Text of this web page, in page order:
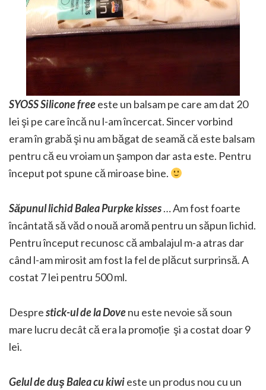
SYOSS Silicone freeeste un balsam pe care am dat 20
lei şi pe care încă nu l-am încercat. Sincer vorbind
eram în grabă şi nu am băgat de seamă că este balsam
pentru că eu vroiam un şampon dar asta este. Pentru
început pot spune că miroase bine.
Săpunul lichid Balea Purpke kisses… Am fost foarte
încântată să văd o nouă aromă pentru un săpun lichid.
Pentru început recunosc că ambalajul m-a atras dar
când l-am mirosit am fost la fel de plăcut surprinsă. A
costat 7 lei pentru 500 ml.
Desprestick-ul de la Dovenu este nevoie să soun
mare lucru decât că era la promoție şi a costat doar 9
lei.
Gelul de duş Balea cu kiwieste un produs nou cu un